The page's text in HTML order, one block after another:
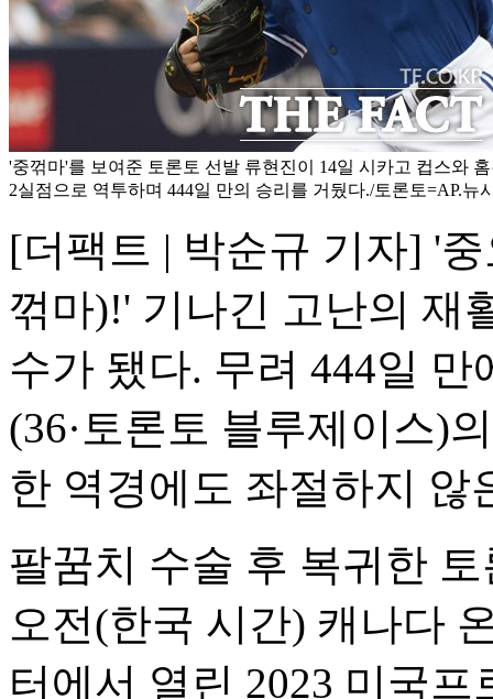
'중꺾마'를 보여준 토론토 선발 류현진이 14일 시카고 컵스와
2실점으로 역투하며 444일 만의 승리를 거뒀다./토론토=AP.뉴
[더팩트 | 박순규 기자] '
꺾마)!' 기나긴 고난의 재
수가 됐다. 무려 444일
(36·토론토 블루제이스)
한 역경에도 좌절하지 않
팔꿈치 수술 후 복귀한
오전(한국 시간) 캐나다
터에서 열린 2023 미국